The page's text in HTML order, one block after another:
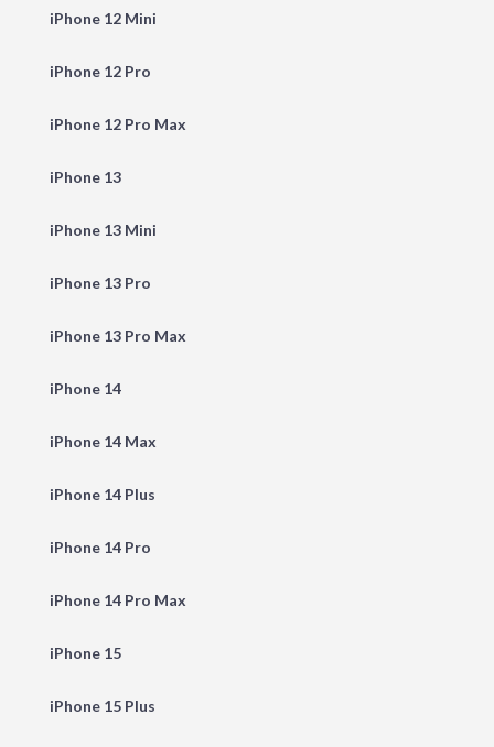
iPhone 12 Mini
iPhone 12 Pro
iPhone 12 Pro Max
iPhone 13
iPhone 13 Mini
iPhone 13 Pro
iPhone 13 Pro Max
iPhone 14
iPhone 14 Max
iPhone 14 Plus
iPhone 14 Pro
iPhone 14 Pro Max
iPhone 15
iPhone 15 Plus